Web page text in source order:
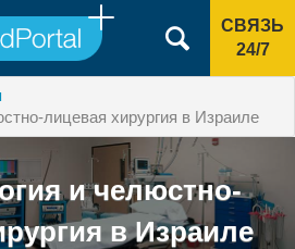
СВЯЗЬ
24/7
лицевая хирургия в Израиле
и челюстно-
в Израиле